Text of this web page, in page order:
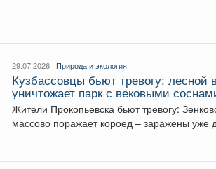
29.07.2026 |Природа и экология
Кузбассовцы бьют тревогу: лесной
уничтожает парк с вековыми
Жители Прокопьевска бьют тревогу:
массово поражает короед – заражены уже